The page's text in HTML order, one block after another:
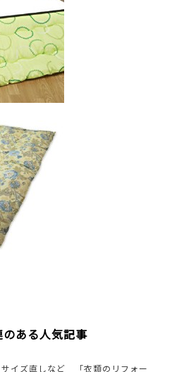
のある人気記事
サイズ直しなど 「衣類のリフォー